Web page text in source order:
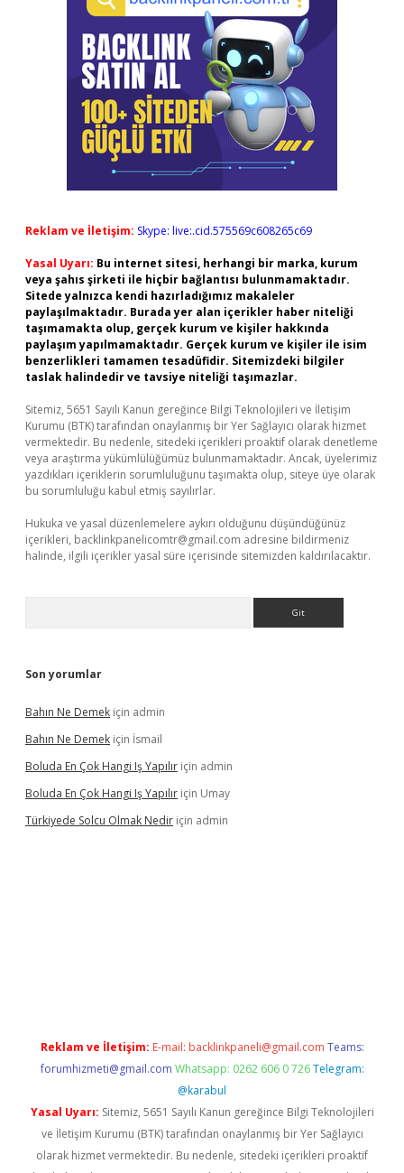
Reklam ve İletişim: Skype: live:.cid.575569c608265c69
Yasal Uyarı: Bu internet sitesi, herhangi bir marka, kurum
veya şahıs şirketi ile hiçbir bağlantısı bulunmamaktadır.
Sitede yalnızca kendi hazırladığımız makaleler
paylaşılmaktadır. Burada yer alan içerikler haber niteliği
taşımamakta olup, gerçek kurum ve kişiler hakkında
paylaşım yapılmamaktadır. Gerçek kurum ve kişiler ile isim
benzerlikleri tamamen tesadüfidir. Sitemizdeki bilgiler
taslak halindedir ve tavsiye niteliği taşımazlar.
Sitemiz, 5651 Sayılı Kanun gereğince Bilgi Teknolojileri ve İletişim
Kurumu (BTK) tarafından onaylanmış bir Yer Sağlayıcı olarak hizmet
vermektedir. Bu nedenle, sitedeki içerikleri proaktif olarak denetleme
veya araştırma yükümlülüğümüz bulunmamaktadır. Ancak, üyelerimiz
yazdıkları içeriklerin sorumluluğunu taşımakta olup, siteye üye olarak
bu sorumluluğu kabul etmiş sayılırlar.
Hukuka ve yasal düzenlemelere aykırı olduğunu düşündüğünüz
içerikleri, backlinkpanelicomtr@gmail.com adresine bildirmeniz
halinde, ilgili içerikler yasal süre içerisinde sitemizden kaldırılacaktır.
Son yorumlar
Bahın Ne Demek için admin
Bahın Ne Demek için İsmail
Boluda En Çok Hangi Iş Yapılır için admin
Boluda En Çok Hangi Iş Yapılır için Umay
Türkiyede Solcu Olmak Nedir için admin
Reklam ve İletişim: E-mail: backlinkpaneli@gmail.com Teams:
forumhizmeti@gmail.com Whatsapp: 0262 606 0 726 Telegram:
@karabul
Yasal Uyarı: Sitemiz, 5651 Sayılı Kanun gereğince Bilgi Teknolojileri
ve İletişim Kurumu (BTK) tarafından onaylanmış bir Yer Sağlayıcı
olarak hizmet vermektedir. Bu nedenle, sitedeki içerikleri proaktif